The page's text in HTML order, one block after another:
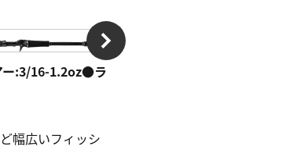
:3/16-1.2oz●ラ
幅広いフィッシ